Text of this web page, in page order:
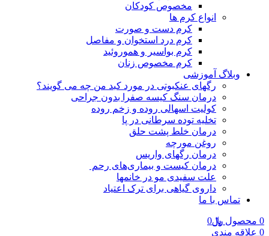
مخصوص کودکان
انواع کرم ها
کرم دست و صورت
کرم درد استخوان و مفاصل
کرم بواسیر و هموروئید
کرم مخصوص زنان
وبلاگ آموزشی
رگهای عنکبوتی در مورد کبد من چه می گویند؟
درمان سنگ کیسه صفرا بدون جراحی
کولیت اسهالی روده و زخم روده
تخلیه توده سرطانی در پا
درمان خلط پشت حلق
روغن مورچه
درمان رگهای واریس
درمان کیست و بیماری‌های رحم
علت سفیدی مو در خانمها
داروی گیاهی برای ترک اعتیاد
تماس با ما
0 محصول ﷼0
0 علاقه مندی